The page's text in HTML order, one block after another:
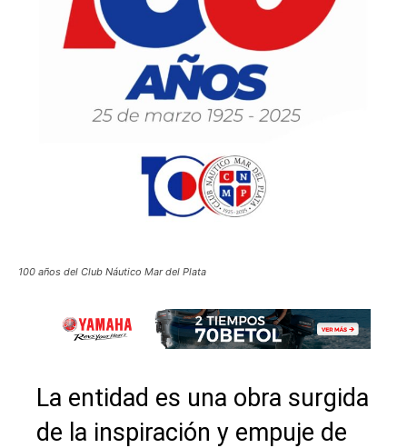
100 años del Club Náutico Mar del Plata
La entidad es una obra surgida
de la inspiración y empuje de